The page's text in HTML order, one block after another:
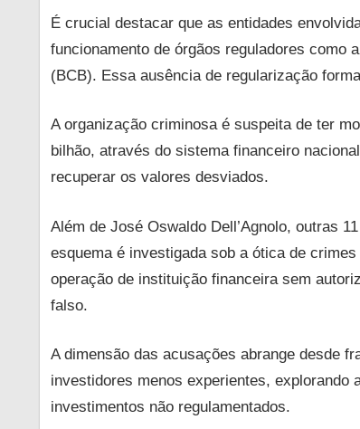
É crucial destacar que as entidades
funcionamento de órgãos reguladores como
(BCB). Essa ausência de regularização
A organização criminosa é suspeita de ter
bilhão, através do sistema financeiro
recuperar os valores desviados.
Além de José Oswaldo Dell’Agnolo, outras
esquema é investigada sob a ótica de
operação de instituição financeira sem
falso.
A dimensão das acusações abrange desde
investidores menos experientes,
investimentos não regulamentados.